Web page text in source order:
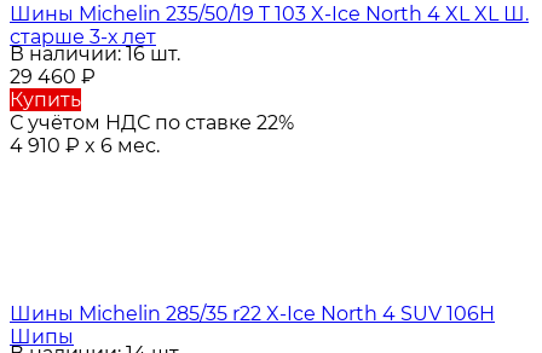
Шины Michelin 235/50/19 T 103 X-Ice North 4 XL XL Ш.
старше 3-х лет
В наличии: 16 шт.
29 460 ₽
Купить
С учётом НДС по ставке 22%
4 910 ₽ x 6 мес.
Шины Michelin 285/35 r22 X-Ice North 4 SUV 106H
Шипы